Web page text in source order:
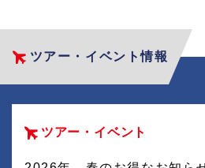
ツアー・イベント情報
ツアー・イベント